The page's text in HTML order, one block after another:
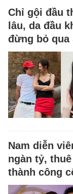
Chỉ gội đầu
lâu, da đầu
đừng bỏ
Nam diễn
ngàn tỷ,
thành công